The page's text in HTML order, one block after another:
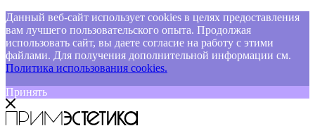
Данный веб-сайт использует cookies в целях предоставления
вам лучшего пользовательского опыта. Продолжая
использовать сайт, вы даете согласие на работу с этими
файлами. Для получения дополнительной информации см.
Политика использования cookies.
Принять